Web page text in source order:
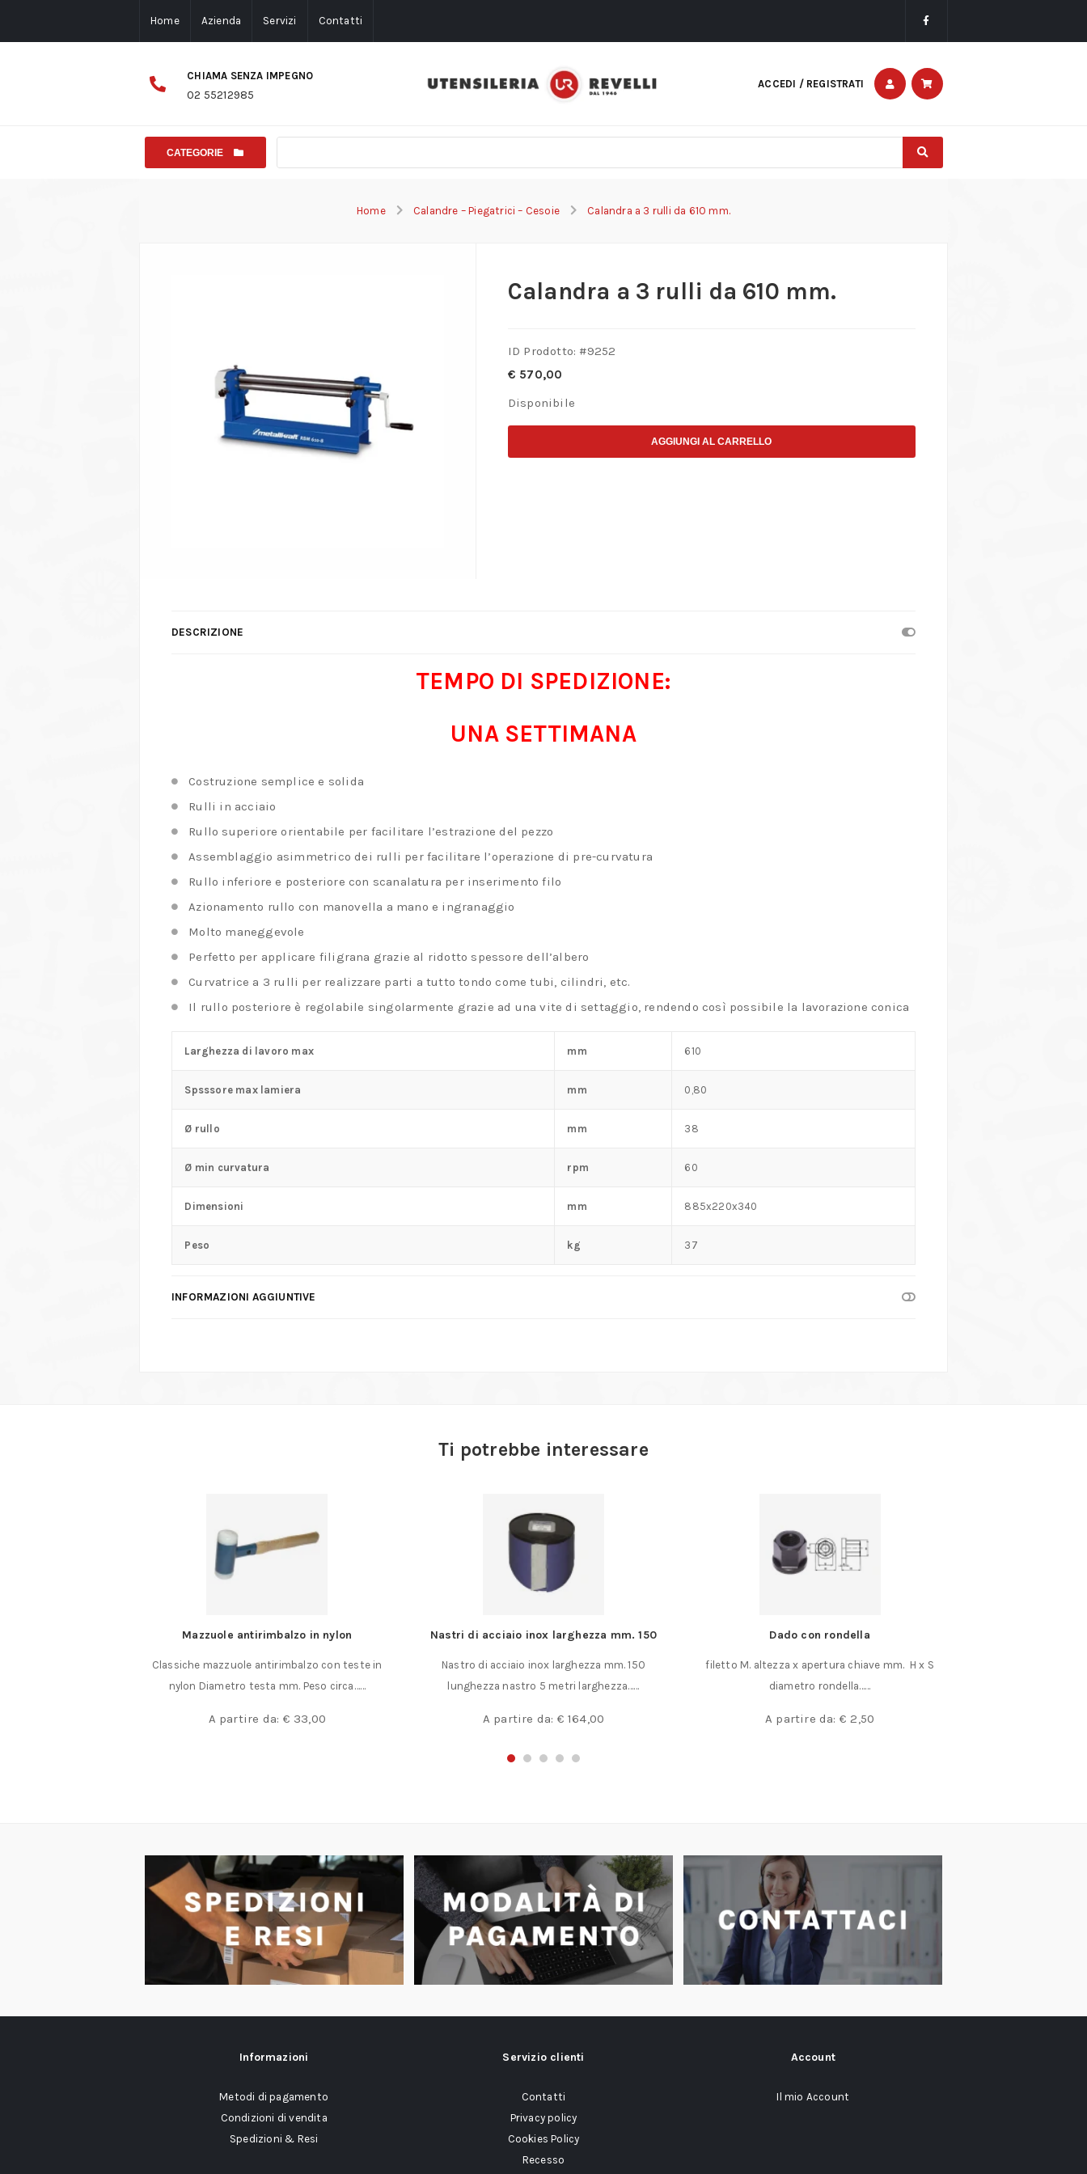
Home Azienda Servizi Contatti
CHIAMA SENZA IMPEGNO
02 55212985
ACCEDI / REGISTRATI
CATEGORIE
Home Calandre – Piegatrici – Cesoie Calandra a 3 rulli da 610 mm.
Calandra a 3 rulli da 610 mm.
ID Prodotto: #9252
€ 570,00
Disponibile
AGGIUNGI AL CARRELLO
DESCRIZIONE
TEMPO DI SPEDIZIONE:
UNA SETTIMANA
Costruzione semplice e solida
Rulli in acciaio
Rullo superiore orientabile per facilitare l’estrazione del pezzo
Assemblaggio asimmetrico dei rulli per facilitare l’operazione di pre-curvatura
Rullo inferiore e posteriore con scanalatura per inserimento filo
Azionamento rullo con manovella a mano e ingranaggio
Molto maneggevole
Perfetto per applicare filigrana grazie al ridotto spessore dell’albero
Curvatrice a 3 rulli per realizzare parti a tutto tondo come tubi, cilindri, etc.
Il rullo posteriore è regolabile singolarmente grazie ad una vite di settaggio, rendendo così possibile la lavorazione conica
Larghezza di lavoro max mm 610
Spsssore max lamiera mm 0,80
Ø rullo mm 38
Ø min curvatura rpm 60
Dimensioni mm 885x220x340
Peso kg 37
INFORMAZIONI AGGIUNTIVE
Ti potrebbe interessare
Mazzuole antirimbalzo in nylon
mazzuole antirimbalzo con teste in
nylon Diametro testa mm. Peso circa……
Nastri di acciaio inox larghezza mm. 150
Nastro di acciaio inox larghezza mm. 150
lunghezza nastro 5 metri larghezza……
A partire da:
Dado con rondella
filetto M. altezza x apertura chiave mm. H x S
diametro rondella……
Tagliatubi tipo a cesoia taglia senza
schiacciare tubetti di rame ed ottone……
Informazioni
Metodi di pagamento
Condizioni di vendita
Spedizioni & Resi
Servizio clienti
Contatti
Privacy policy
Cookies Policy
Recesso
Account
Il mio Account